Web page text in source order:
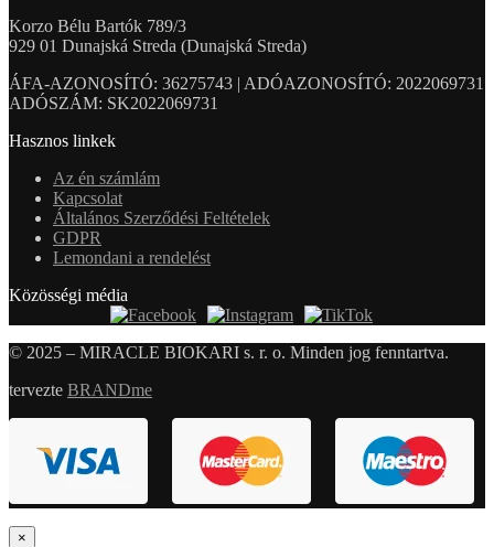
Korzo Bélu Bartók 789/3
929 01 Dunajská Streda (Dunajská Streda)
ÁFA-AZONOSÍTÓ: 36275743 | ADÓAZONOSÍTÓ: 2022069731
ADÓSZÁM: SK2022069731
Hasznos linkek
Az én számlám
Kapcsolat
Általános Szerződési Feltételek
GDPR
Lemondani a rendelést
Közösségi média
© 2025 – MIRACLE BIOKARI s. r. o. Minden jog fenntartva.
tervezte BRANDme
×